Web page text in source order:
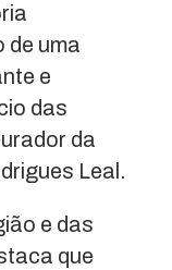
de uma
e
das
da
Leal.
e das
que